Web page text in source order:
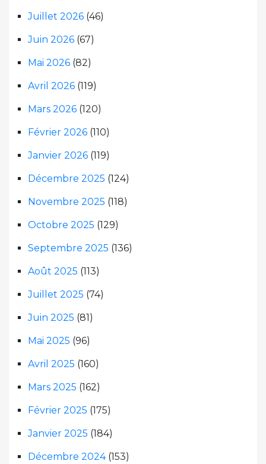
Juillet 2026 (46)
Juin 2026 (67)
Mai 2026 (82)
Avril 2026 (119)
Mars 2026 (120)
Février 2026 (110)
Janvier 2026 (119)
Décembre 2025 (124)
Novembre 2025 (118)
Octobre 2025 (129)
Septembre 2025 (136)
Août 2025 (113)
Juillet 2025 (74)
Juin 2025 (81)
Mai 2025 (96)
Avril 2025 (160)
Mars 2025 (162)
Février 2025 (175)
Janvier 2025 (184)
Décembre 2024(153)